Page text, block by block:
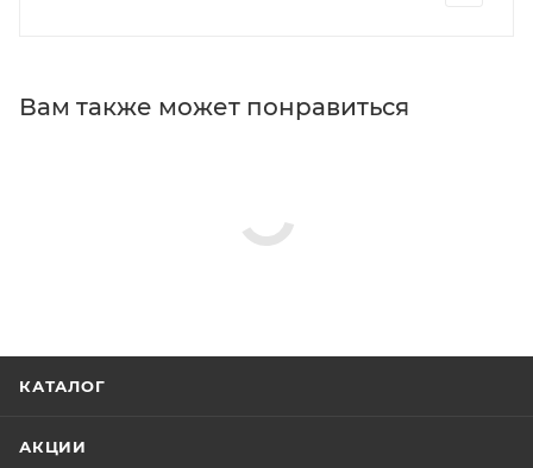
Вам также может понравиться
КАТАЛОГ
АКЦИИ